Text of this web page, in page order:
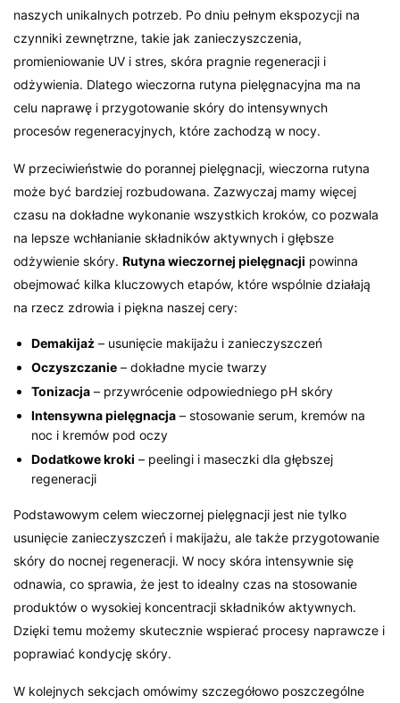
naszych unikalnych potrzeb. Po dniu pełnym ekspozycji na
czynniki zewnętrzne, takie jak zanieczyszczenia,
promieniowanie UV i stres, skóra pragnie regeneracji i
odżywienia. Dlatego wieczorna rutyna pielęgnacyjna ma na
celu naprawę i przygotowanie skóry do intensywnych
procesów regeneracyjnych, które zachodzą w nocy.
W przeciwieństwie do porannej pielęgnacji, wieczorna rutyna
może być bardziej rozbudowana. Zazwyczaj mamy więcej
czasu na dokładne wykonanie wszystkich kroków, co pozwala
na lepsze wchłanianie składników aktywnych i głębsze
odżywienie skóry.Rutyna wieczornej pielęgnacji powinna
obejmować kilka kluczowych etapów, które wspólnie działają
na rzecz zdrowia i piękna naszej cery:
Demakijaż – usunięcie makijażu i zanieczyszczeń
Oczyszczanie – dokładne mycie twarzy
Tonizacja – przywrócenie odpowiedniego pH skóry
Intensywna pielęgnacja – stosowanie serum, kremów na
noc i kremów pod oczy
Dodatkowe kroki – peelingi i maseczki dla głębszej
regeneracji
Podstawowym celem wieczornej pielęgnacji jest nie tylko
usunięcie zanieczyszczeń i makijażu, ale także przygotowanie
skóry do nocnej regeneracji. W nocy skóra intensywnie się
odnawia, co sprawia, że jest to idealny czas na stosowanie
produktów o wysokiej koncentracji składników aktywnych.
Dzięki temu możemy skutecznie wspierać procesy naprawcze i
poprawiać kondycję skóry.
W kolejnych sekcjach omówimy szczegółowo poszczególne